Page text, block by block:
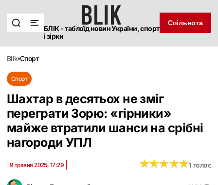
БЛІК - таблоїд новин України, спорт
і зірки
Спільнота
blik спорт
Спорт
Шахтар в десятьох не зміг
переграти Зорю: «гірники»
майже втратили шанси на срібні
нагороди УПЛ
9 травня 2025, 17:29 ★★★★★
★★★★★1 голос